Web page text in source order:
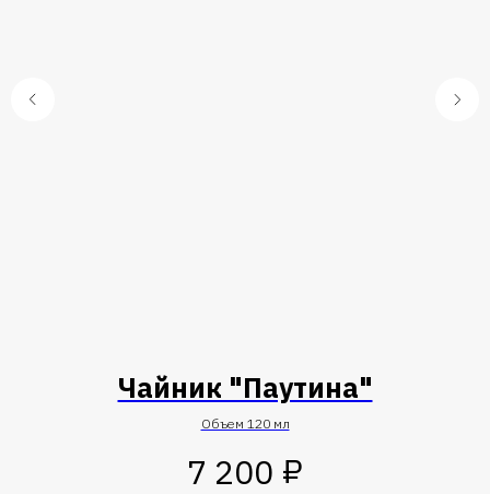
Чайник "Паутина"
Объем 120 мл
7 200 ₽